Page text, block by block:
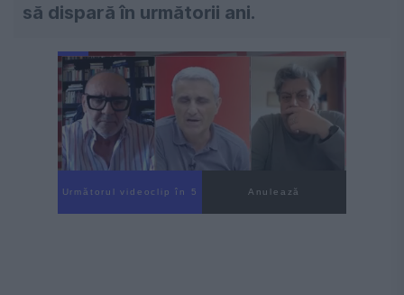
să dispară în următorii ani.
Următorul videoclip în 4 Anulează